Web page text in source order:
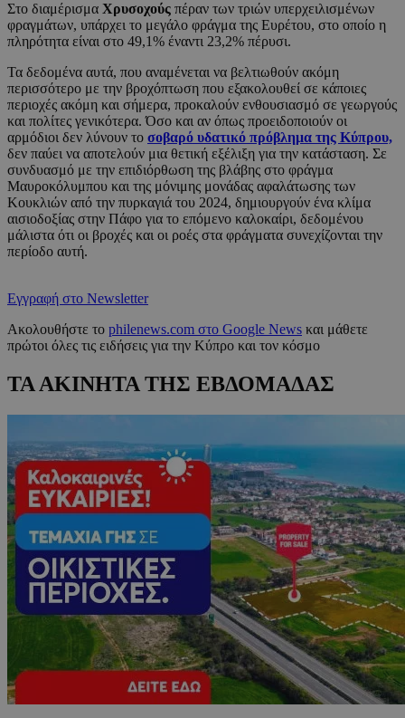
Στο διαμέρισμα Χρυσοχούς πέραν των τριών υπερχειλισμένων
φραγμάτων, υπάρχει το μεγάλο φράγμα της Ευρέτου, στο οποίο η
πληρότητα είναι στο 49,1% έναντι 23,2% πέρυσι.
Τα δεδομένα αυτά, που αναμένεται να βελτιωθούν ακόμη
περισσότερο με την βροχόπτωση που εξακολουθεί σε κάποιες
περιοχές ακόμη και σήμερα, προκαλούν ενθουσιασμό σε γεωργούς
και πολίτες γενικότερα. Όσο και αν όπως προειδοποιούν οι
αρμόδιοι δεν λύνουν το σοβαρό υδατικό πρόβλημα της Κύπρου,
δεν παύει να αποτελούν μια θετική εξέλιξη για την κατάσταση. Σε
συνδυασμό με την επιδιόρθωση της βλάβης στο φράγμα
Μαυροκόλυμπου και της μόνιμης μονάδας αφαλάτωσης των
Κουκλιών από την πυρκαγιά του 2024, δημιουργούν ένα κλίμα
αισιοδοξίας στην Πάφο για το επόμενο καλοκαίρι, δεδομένου
μάλιστα ότι οι βροχές και οι ροές στα φράγματα συνεχίζονται την
περίοδο αυτή.
Εγγραφή στο Newsletter
Ακολουθήστε το philenews.com στο Google News και μάθετε
πρώτοι όλες τις ειδήσεις για την Κύπρο και τον κόσμο
ΤΑ ΑΚΙΝΗΤΑ ΤΗΣ ΕΒΔΟΜΑΔΑΣ